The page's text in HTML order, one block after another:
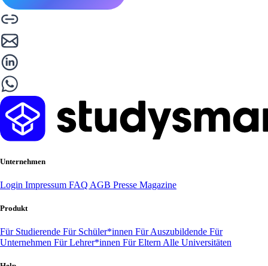
Unternehmen
Login Impressum FAQ AGB Presse Magazine
Produkt
Für Studierende Für Schüler*innen Für Auszubildende Für
Unternehmen Für Lehrer*innen Für Eltern Alle Universitäten